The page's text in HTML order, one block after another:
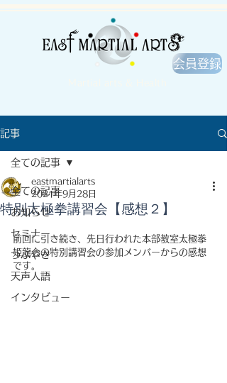
会員登録
記事
全ての記事
お知らせ
セミナー
つぶやき
天声人語
インタビュー
全ての記事
特別太極拳講習会【感想２】
eastmartialarts
2021年9月28日
前回に引き続き、先日行われた本部教室太極拳
姫龍会の特別講習会の参加メンバーからの感想
です。